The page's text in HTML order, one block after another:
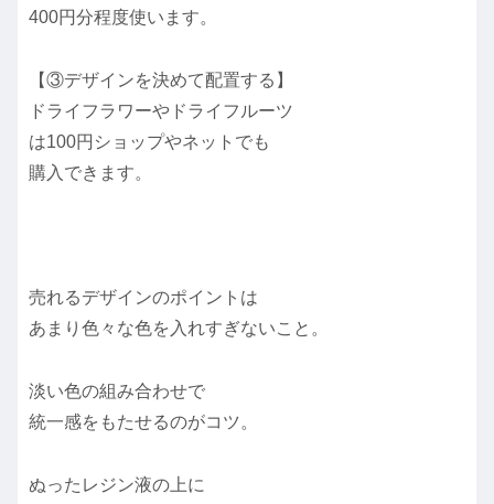
400円分程度使います。
【③デザインを決めて配置する】
ドライフラワーやドライフルーツ
は100円ショップやネットでも
購入できます。
売れるデザインのポイントは
あまり色々な色を入れすぎないこと。
淡い色の組み合わせで
統一感をもたせるのがコツ。
ぬったレジン液の上に